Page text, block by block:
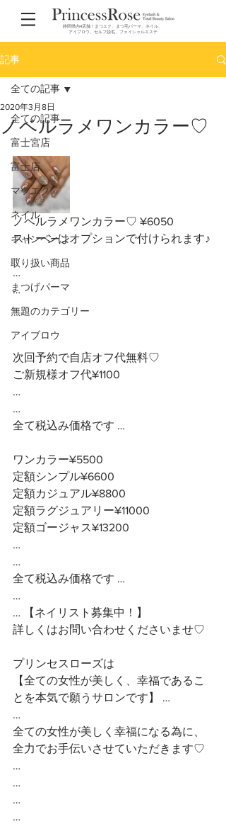
静岡県内4店舗！まつエク、まつ毛パーマ、ネイル、
アイブロウ、セルフ脱毛、フェイシャルエステ
記事
全ての記事
富士宮店
富士店
マツエク
ネイル
キャンペーン
取り扱い商品
まつげパーマ
無題のカテゴリー
アイブロウ
全ての記事
ノベルラメワンカラー♡
2020年3月8日
ノベルラメワンカラー♡ ¥6050
ストーンはオプションで付けられます♪
…
…
…
次回予約で自店オフ代無料♡
ご新規様オフ代¥1100
…
…
全て税込み価格です …
ワンカラー¥5500
定額シンプル¥6600
定額カジュアル¥8800
定額ラグジュアリー¥11000
定額ゴージャス¥13200
…
…
全て税込み価格です …
…
… 【ネイリスト募集中！】
詳しくはお問い合わせくださいませ♡
プリンセスローズは
【全ての女性が美しく、幸福であるこ
とを本気で願うサロンです】 …
…
全ての女性が美しく幸福になる為に、
全力でお手伝いさせていただきます♡
…
…
…
…